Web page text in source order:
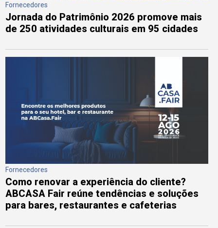
Fornecedores
Jornada do Patrimônio 2026 promove mais
de 250 atividades culturais em 95 cidades
Fornecedores
Como renovar a experiência do cliente?
ABCASA Fair reúne tendências e soluções
para bares, restaurantes e cafeterias